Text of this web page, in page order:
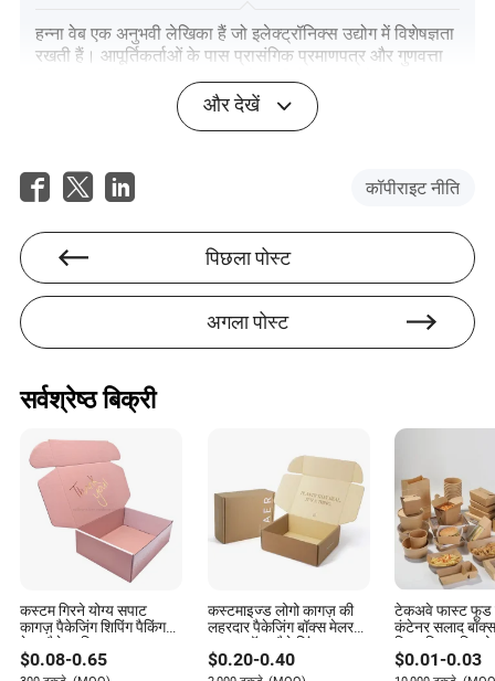
हन्ना वेब एक अनुभवी लेखिका हैं जो इलेक्ट्रॉनिक्स उद्योग में विशेषज्ञता
रखती हैं। आपूर्तिकर्ताओं के पास प्रासंगिक प्रमाणपत्र और गुणवत्ता
चिह्न हैं या नहीं, इसका आकलन करने पर विशेष ध्यान देने के साथ, वह
अपने लेखन में विशेषज्ञता का खजाना लाती हैं।
और देखें
कॉपीराइट नीति
पिछला पोस्ट
अगला पोस्ट
सर्वश्रेष्ठ बिक्री
कस्टम गिरने योग्य सपाट
कागज़ पैकेजिंग शिपिंग पैकिंग
मेलर पैकेज क्रिसमस उपहार
कार्टन बॉक्स गहनों, परफ्यूम,
खाद्य, पिज्जा, चॉकलेट के लिए
$0.08-0.65
कस्टमाइज्ड लोगो कागज़ की
लहरदार पैकेजिंग बॉक्स मेलर
उपहार बॉक्स पैकेजिंग परफ्यूम
खाद्य आभूषण कॉस्मेटिक के लिए
$0.20-0.40
टेकअवे फास्ट फूड
कंटेनर सलाद
रिसाइकिल्ड
ब्राउन क्राफ्ट
lid के साथ
$0.01-0.03